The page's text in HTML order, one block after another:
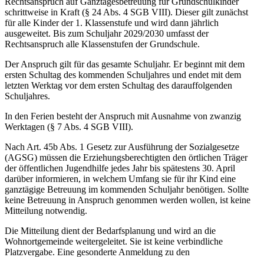
schrittweise in Kraft (§ 24 Abs. 4 SGB VIII). Dieser gilt zunächst
für alle Kinder der 1. Klassenstufe und wird dann jährlich
ausgeweitet. Bis zum Schuljahr 2029/2030 umfasst der
Rechtsanspruch alle Klassenstufen der Grundschule.
Der Anspruch gilt für das gesamte Schuljahr. Er beginnt mit dem
ersten Schultag des kommenden Schuljahres und endet mit dem
letzten Werktag vor dem ersten Schultag des darauffolgenden
Schuljahres.
In den Ferien besteht der Anspruch mit Ausnahme von zwanzig
Werktagen (§ 7 Abs. 4 SGB VIII).
Nach Art. 45b Abs. 1 Gesetz zur Ausführung der Sozialgesetze
(AGSG) müssen die Erziehungsberechtigten den örtlichen Träger
der öffentlichen Jugendhilfe jedes Jahr bis spätestens 30. April
darüber informieren, in welchem Umfang sie für ihr Kind eine
ganztägige Betreuung im kommenden Schuljahr benötigen. Sollte
keine Betreuung in Anspruch genommen werden wollen, ist keine
Mitteilung notwendig.
Die Mitteilung dient der Bedarfsplanung und wird an die
Wohnortgemeinde weitergeleitet. Sie ist keine verbindliche
Platzvergabe. Eine gesonderte Anmeldung zu den